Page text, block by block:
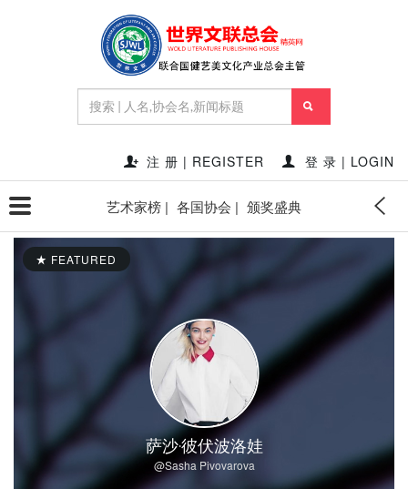
注 册 | REGISTER 登 录 | LOGIN
艺术家榜 | 各国协会 | 颁奖盛典
FEATURED
萨沙·彼伏波洛娃
@Sasha Pivovarova